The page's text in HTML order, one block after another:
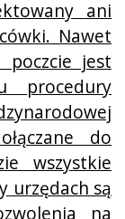
ani
Nawet
poczcie jest
procedury
do
wszystkie
urzędach są
na